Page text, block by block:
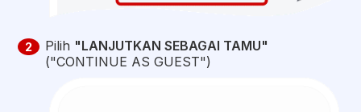
2 Pilih "LANJUTKAN SEBAGAI TAMU"
("CONTINUE AS GUEST")